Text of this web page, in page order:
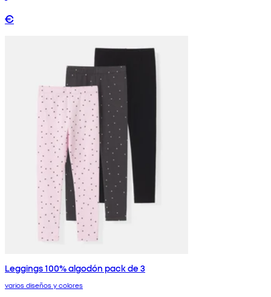
€
Leggings 100% algodón pack de 3
varios diseños y colores